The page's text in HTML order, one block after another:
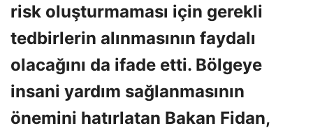
risk oluşturmaması için gerekli
tedbirlerin alınmasının faydalı
olacağını da ifade etti. Bölgeye
insani yardım sağlanmasının
önemini hatırlatan Bakan Fidan,